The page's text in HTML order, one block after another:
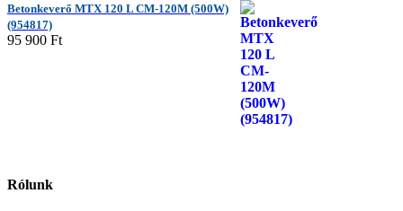
Betonkeverő MTX 120 L CM-120M (500W)
(954817)
95 900 Ft
Rólunk